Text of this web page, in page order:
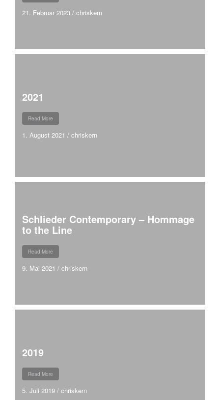
21. Februar 2023 / chriskern
2021
Read More
1. August 2021 / chriskern
Schlieder Contemporary – Hommage
to the Line
Read More
9. Mai 2021 / chriskern
2019
Read More
5. Juli 2019 / chriskern